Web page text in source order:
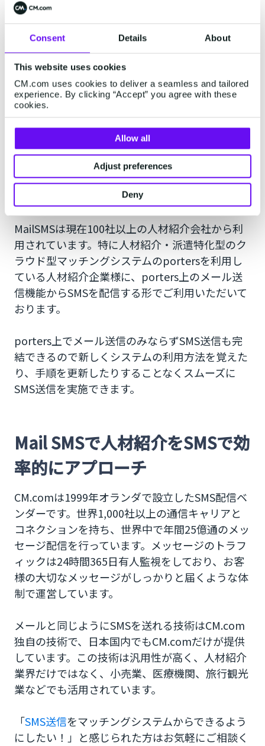
Consent Details About
This website uses cookies
CM.com uses cookies to deliver a seamless and tailored
experience. By clicking “Accept” you agree with these
cookies.
Allow all
Adjust preferences
Deny
にすれば、どんなシステムからもメールとして
SMSを送ることができるのです。
ただ携帯番号をメールアドレス形式すればSMSを
送れるわけではなく、SMSの送信元となるメール
アドレス（例えば、no-reply@xxxx.com）を弊
社に登録する必要があります。一旦登録さえして
しまえば、メールを送る時と同じようにSMSをマ
ッチングシステムから送れるようになります。
人材紹介業界の利用事例
MailSMSは現在100社以上の人材紹介会社から利
用されています。特に人材紹介・派遣特化型のク
ラウド型マッチングシステムのportersを利用し
ている人材紹介企業様に、porters上のメール送
信機能からSMSを配信する形でご利用いただいて
おります。
porters上でメール送信のみならずSMS送信も完
結できるので新しくシステムの利用方法を覚えた
り、手順を更新したりすることなくスムーズに
SMS送信を実施できます。
Mail SMSで人材紹介をSMSで効
率的にアプローチ
CM.comは1999年オランダで設立したSMS配信ベ
ンダーです。世界1,000社以上の通信キャリアと
コネクションを持ち、世界中で年間25億通のメッ
セージ配信を行っています。メッセージのトラフ
ィックは24時間365日有人監視をしており、お客
様の大切なメッセージがしっかりと届くような体
制で運営しています。
メールと同じようにSMSを送れる技術はCM.com
独自の技術で、日本国内でもCM.comだけが提供
しています。この技術は汎用性が高く、人材紹介
業界だけではなく、小売業、医療機関、旅行観光
業などでも活用されています。
「SMS送信をマッチングシステムからできるよう
にしたい！」と感じられた方はお気軽にご相談く